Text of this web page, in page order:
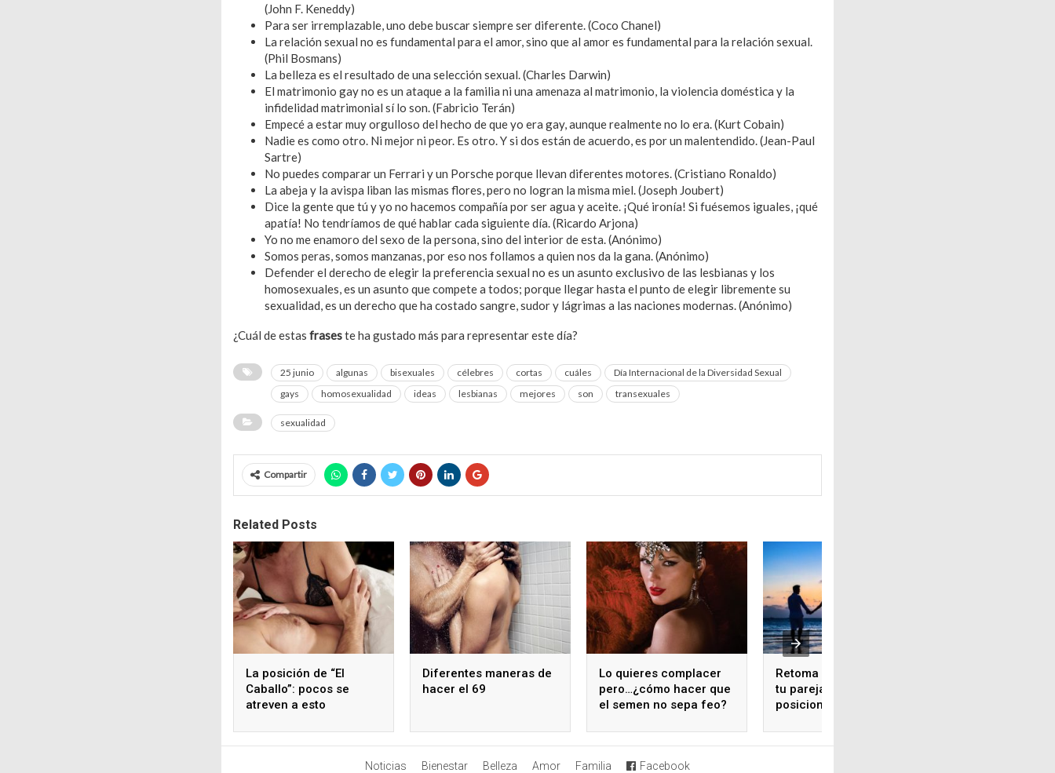
(John F. Keneddy)
Para ser irremplazable, uno debe buscar siempre ser diferente. (Coco Chanel)
La relación sexual no es fundamental para el amor, sino que al amor es fundamental para la relación sexual.
(Phil Bosmans)
La belleza es el resultado de una selección sexual. (Charles Darwin)
El matrimonio gay no es un ataque a la familia ni una amenaza al matrimonio, la violencia doméstica y la
infidelidad matrimonial sí lo son. (Fabricio Terán)
Empecé a estar muy orgulloso del hecho de que yo era gay, aunque realmente no lo era. (Kurt Cobain)
Nadie es como otro. Ni mejor ni peor. Es otro. Y si dos están de acuerdo, es por un malentendido. (Jean-Paul
Sartre)
No puedes comparar un Ferrari y un Porsche porque llevan diferentes motores. (Cristiano Ronaldo)
La abeja y la avispa liban las mismas flores, pero no logran la misma miel. (Joseph Joubert)
Dice la gente que tú y yo no hacemos compañía por ser agua y aceite. ¡Qué ironía! Si fuésemos iguales, ¡qué
apatía! No tendríamos de qué hablar cada siguiente día. (Ricardo Arjona)
Yo no me enamoro del sexo de la persona, sino del interior de esta. (Anónimo)
Somos peras, somos manzanas, por eso nos follamos a quien nos da la gana. (Anónimo)
Defender el derecho de elegir la preferencia sexual no es un asunto exclusivo de las lesbianas y los
homosexuales, es un asunto que compete a todos; porque llegar hasta el punto de elegir libremente su
sexualidad, es un derecho que ha costado sangre, sudor y lágrimas a las naciones modernas. (Anónimo)
¿Cuál de estas fraseste ha gustado más para representar este día?
25 junio algunas bisexuales célebres cortas cuáles
Día Internacional de la Diversidad Sexual
gays
homosexualidad ideas lesbianas mejores son transexuales
sexualidad
Compartir
Related Posts
La posición de “El
Caballo”: pocos se
atreven a esto
Diferentes maneras de
hacer el 69
Lo quieres complacer
pero…¿cómo hacer que
el semen no sepa feo?
Retoma el ímpetu con
tu pareja con estas
posiciones sexuales
Noticias Bienestar Belleza Amor Familia Facebook